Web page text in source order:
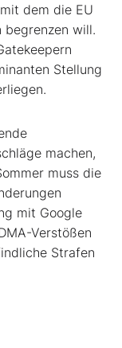
dem die EU
will.
Stellung
machen,
muss die
mit Google
Verstößen
Strafen